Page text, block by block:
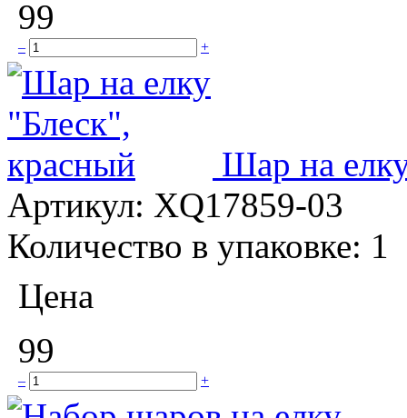
99
– +
Шар на
Артикул: XQ17859-03
Количество в упаковке: 1
Цена
99
– +